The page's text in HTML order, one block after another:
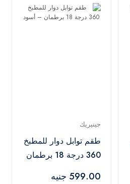
جينيريك
طقم توابل دوار للمطبخ
360 درجة 18 برطمان
599.00 جنيه